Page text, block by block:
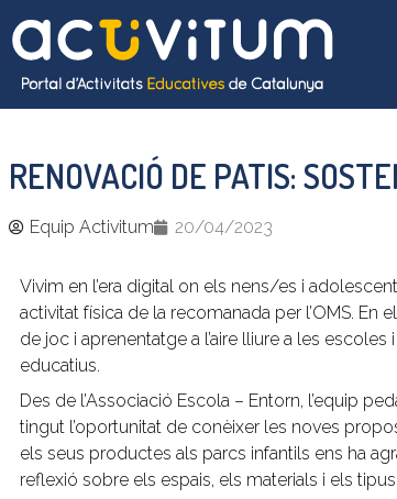
RENOVACIÓ DE PATIS:
Equip Activitum 20/04/2023
Vivim en l’era digital on els nens/es i
activitat física de la recomanada per l’OMS. En
de joc i aprenentatge a l’aire lliure a les
educatius.
Des de l’Associació Escola – Entorn, l’equip
tingut l’oportunitat de conèixer les noves
els seus productes als parcs infantils ens ha
reflexió sobre els espais, els materials i els